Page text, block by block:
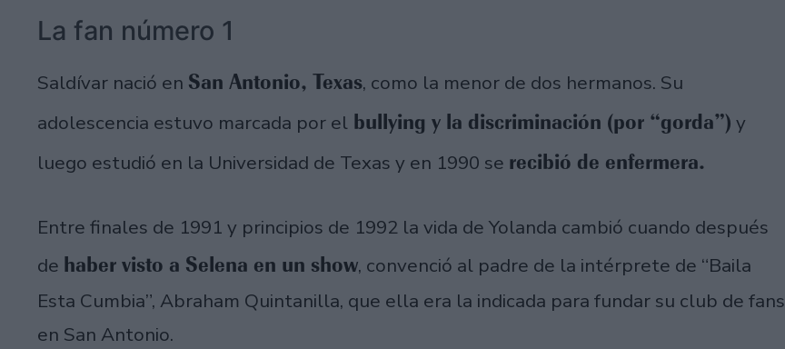
La fan número 1
Saldívar nació en San Antonio, Texas, como la menor de dos hermanos. Su
adolescencia estuvo marcada por el bullying y la discriminación (por “gorda”) y
luego estudió en la Universidad de Texas y en 1990 se recibió de enfermera.
Entre finales de 1991 y principios de 1992 la vida de Yolanda cambió cuando después
de haber visto a Selena en un show, convenció al padre de la intérprete de “Baila
Esta Cumbia”, Abraham Quintanilla, que ella era la indicada para fundar su club de fans
en San Antonio.